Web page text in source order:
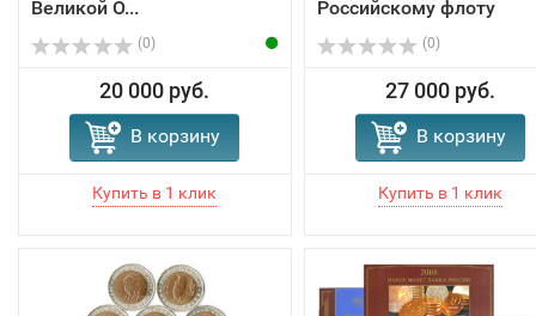
Великой О...
(0)
20 000 руб.
В корзину
Российскому флоту
(0)
27 000 руб.
В корзину